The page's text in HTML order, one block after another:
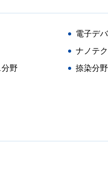
電子デ
ナノテ
野
捺染分野